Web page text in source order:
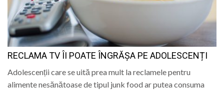
RECLAMA TV ÎI POATE ÎNGRĂȘA PE ADOLESCENȚI
Adolescenții care se uită prea mult la reclamele pentru
alimente nesănătoase de tipul junk food ar putea consuma